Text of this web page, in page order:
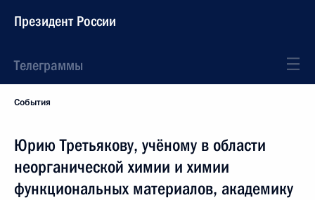
Президент России
Телеграммы
События
Юрию Третьякову, учёному в области
неорганической химии и химии
функциональных материалов, академику